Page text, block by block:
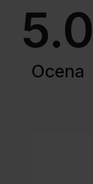
5.0
Ocena